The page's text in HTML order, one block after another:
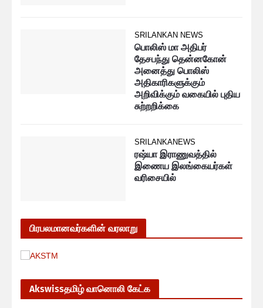
SRILANKAN NEWS
பொலிஸ் மா அதிபர்
தேசபந்து தென்னகோன்
அனைத்து பொலிஸ்
அதிகாரிகளுக்கும்
அறிவிக்கும் வகையில் புதிய
சுற்றறிக்கை
SRILANKANEWS
ரஷ்யா இராணுவத்தில்
இணைய இலங்கையர்கள்
வரிசையில்
பிரபலமானவர்களின் வரலாறு
Akswissதமிழ் வானொலி கேட்க